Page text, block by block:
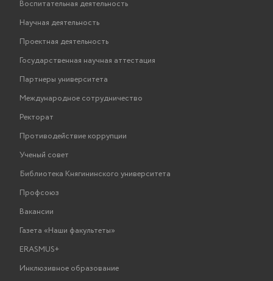
Воспитательная деятельность
Научная деятельность
Проектная деятельность
Государственная научная аттестация
Партнеры университета
Международное сотрудничество
Ректорат
Противодействие коррупции
Ученый совет
Библиотека Княгининского университета
Профсоюз
Вакансии
Газета «Наши факультеты»
ERASMUS+
Инклюзивное образование